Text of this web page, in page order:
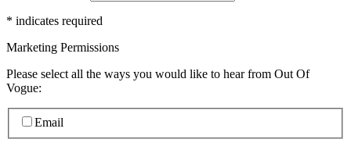
* indicates required
Marketing Permissions
Please select all the ways you would like to hear from Out Of
Vogue:
Email